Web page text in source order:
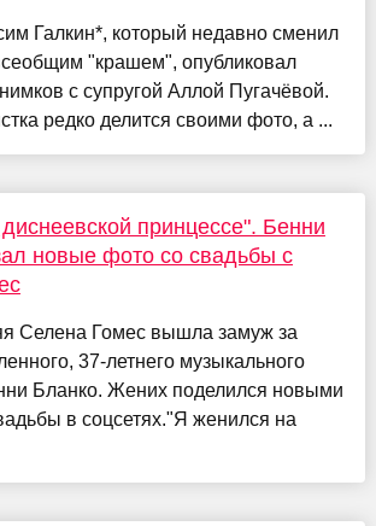
Галкин*, который недавно сменил
"крашем", опубликовал
с супругой Аллой Пугачёвой.
редко делится своими фото, а ...
принцессе". Бенни
новые фото со свадьбы с
Селена Гомес вышла замуж за
37-летнего музыкального
Бланко. Жених поделился новыми
в соцсетях."Я женился на